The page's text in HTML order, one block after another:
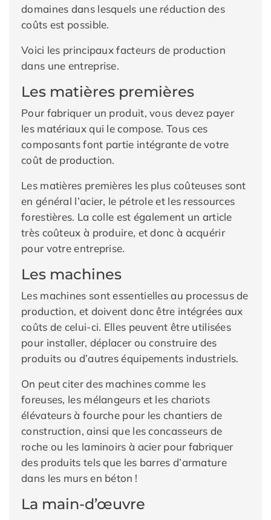
domaines dans lesquels une réduction des
coûts est possible.
Voici les principaux facteurs de production
dans une entreprise.
Les matières premières
Pour fabriquer un produit, vous devez payer
les matériaux qui le compose. Tous ces
composants font partie intégrante de votre
coût de production.
Les matières premières les plus coûteuses sont
en général l’acier, le pétrole et les ressources
forestières. La colle est également un article
très coûteux à produire, et donc à acquérir
pour votre entreprise.
Les machines
Les machines sont essentielles au processus de
production, et doivent donc être intégrées aux
coûts de celui-ci. Elles peuvent être utilisées
pour installer, déplacer ou construire des
produits ou d’autres équipements industriels.
On peut citer des machines comme les
foreuses, les mélangeurs et les chariots
élévateurs à fourche pour les chantiers de
construction, ainsi que les concasseurs de
roche ou les laminoirs à acier pour fabriquer
des produits tels que les barres d’armature
dans les murs en béton !
La main-d’œuvre